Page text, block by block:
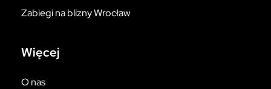
Zabiegi na blizny Wrocław
Więcej
O nas